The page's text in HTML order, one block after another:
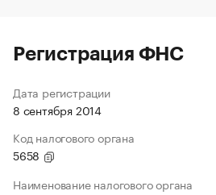
Регистрация ФНС
Дата регистрации
8 сентября 2014
Код налогового органа
5658
Наименование налогового органа